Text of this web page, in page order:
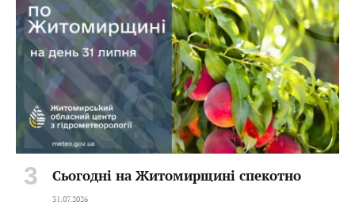
Сьогодні на Житомирщині спекотно
31.07.2026